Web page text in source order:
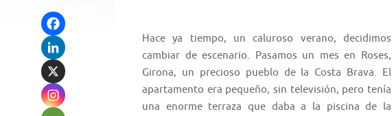
Hace ya tiempo, un caluroso verano, decidimos
cambiar de escenario. Pasamos un mes en Roses,
Girona, un precioso pueblo de la Costa Brava. El
apartamento era pequeño, sin televisión, pero tenía
una enorme terraza que daba a la piscina de la